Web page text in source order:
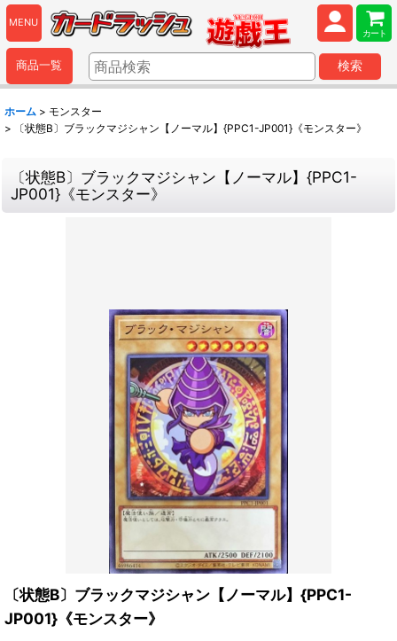
MENU
カート
商品一覧 検索
ホーム > モンスター
>
〔状態B〕ブラックマジシャン【ノーマル】{PPC1-JP001}《モンスター》
〔状態B〕ブラックマジシャン【ノーマル】{PPC1-
JP001}《モンスター》
〔状態B〕ブラックマジシャン【ノーマル】{PPC1-
JP001}《モンスター》